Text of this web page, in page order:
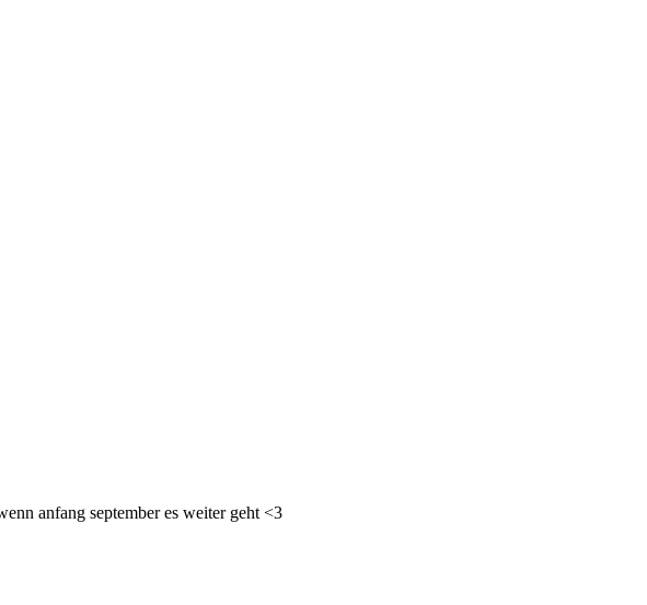
anfang september es weiter geht <3